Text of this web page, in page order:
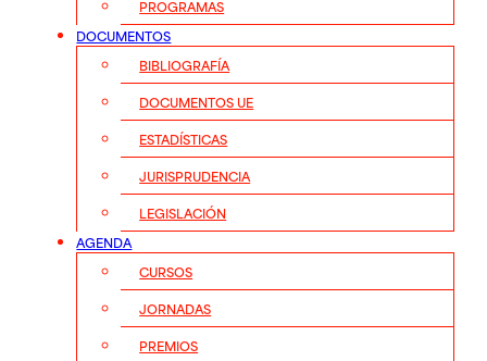
PROGRAMAS
DOCUMENTOS
BIBLIOGRAFÍA
DOCUMENTOS UE
ESTADÍSTICAS
JURISPRUDENCIA
LEGISLACIÓN
AGENDA
CURSOS
JORNADAS
PREMIOS